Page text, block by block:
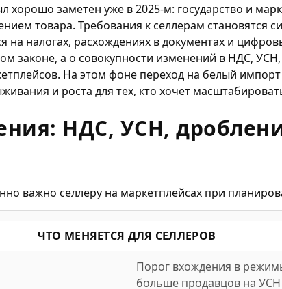
хорошо заметен уже в 2025-м: государство и
товара. Требования к селлерам становятся
на налогах, расхождениях в документах и
законе, а о совокупности изменений в НДС,
На этом фоне переход на белый
и роста для тех, кто хочет
НДС, УСН,
важно селлеру на маркетплейсах при
ЧТО МЕНЯЕТСЯ ДЛЯ СЕЛЛЕРОВ
Порог вхождения в
больше продавцов на УСН